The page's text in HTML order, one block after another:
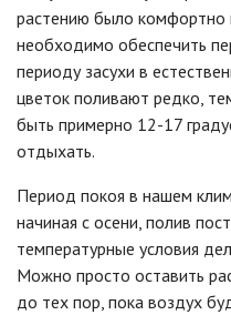
растению было комфортно
необходимо обеспечить
периоду засухи в
цветок поливают редко,
быть примерно 12-17
отдыхать.
Период покоя в нашем
начиная с осени, полив
температурные условия
Можно просто оставить
до тех пор, пока воздух